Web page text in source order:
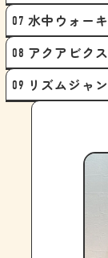
水中ウォー
アクアビクス
リズムジャ